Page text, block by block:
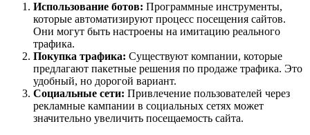
Использование ботов: Программные инструменты,
которые автоматизируют процесс посещения сайтов.
Они могут быть настроены на имитацию реального
трафика.
Покупка трафика: Существуют компании, которые
предлагают пакетные решения по продаже трафика. Это
удобный, но дорогой вариант.
Социальные сети: Привлечение пользователей через
рекламные кампании в социальных сетях может
значительно увеличить посещаемость сайта.